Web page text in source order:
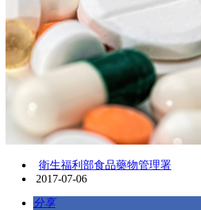
衛生福利部食品藥物管理署
2017-07-06
分享